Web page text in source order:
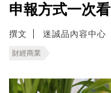
申報方式一次看
撰文 迷誠品內容中心
財經商業